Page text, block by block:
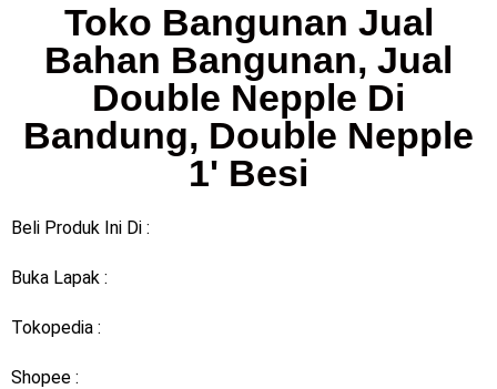
Toko Bangunan Jual
Bahan Bangunan, Jual
Double Nepple Di
Bandung, Double Nepple
1' Besi
Beli Produk Ini Di :
Buka Lapak :
Tokopedia :
Shopee :